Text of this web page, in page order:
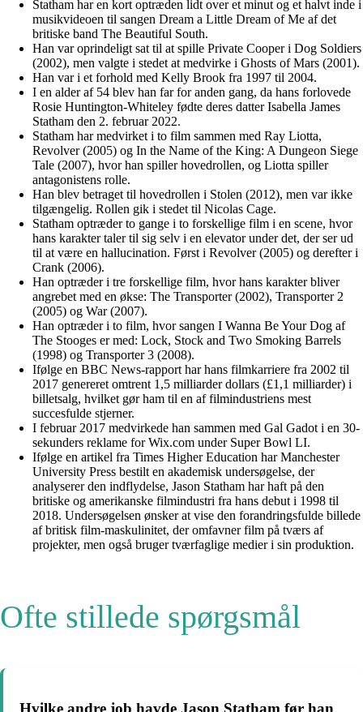
Statham har en kort optræden lidt over et minut og et halvt inde i
musikvideoen til sangen Dream a Little Dream of Me af det
britiske band The Beautiful South.
Han var oprindeligt sat til at spille Private Cooper i Dog Soldiers
(2002), men valgte i stedet at medvirke i Ghosts of Mars (2001).
Han var i et forhold med Kelly Brook fra 1997 til 2004.
I en alder af 54 blev han far for anden gang, da hans forlovede
Rosie Huntington-Whiteley fødte deres datter Isabella James
Statham den 2. februar 2022.
Statham har medvirket i to film sammen med Ray Liotta,
Revolver (2005) og In the Name of the King: A Dungeon Siege
Tale (2007), hvor han spiller hovedrollen, og Liotta spiller
antagonistens rolle.
Han blev betraget til hovedrollen i Stolen (2012), men var ikke
tilgængelig. Rollen gik i stedet til Nicolas Cage.
Statham optræder to gange i to forskellige film i en scene, hvor
hans karakter taler til sig selv i en elevator under det, der ser ud
til at være en hallucination. Først i Revolver (2005) og derefter i
Crank (2006).
Han optræder i tre forskellige film, hvor hans karakter bliver
angrebet med en økse: The Transporter (2002), Transporter 2
(2005) og War (2007).
Han optræder i to film, hvor sangen I Wanna Be Your Dog af
The Stooges er med: Lock, Stock and Two Smoking Barrels
(1998) og Transporter 3 (2008).
Ifølge en BBC News-rapport har hans filmkarriere fra 2002 til
2017 genereret omtrent 1,5 milliarder dollars (£1,1 milliarder) i
billetsalg, hvilket gør ham til en af filmindustriens mest
succesfulde stjerner.
I februar 2017 medvirkede han sammen med Gal Gadot i en 30-
sekunders reklame for Wix.com under Super Bowl LI.
Ifølge en artikel fra Times Higher Education har Manchester
University Press bestilt en akademisk undersøgelse, der
analyserer den indflydelse, Jason Statham har haft på den
britiske og amerikanske filmindustri fra hans debut i 1998 til
2018. Undersøgelsen ønsker at vise den forandringsfulde billede
af britisk film-maskulinitet, der omfavner film på tværs af
projekter, men også bruger tværfaglige medier i sin produktion.
Ofte stillede spørgsmål
Hvilke andre job havde Jason Statham før han